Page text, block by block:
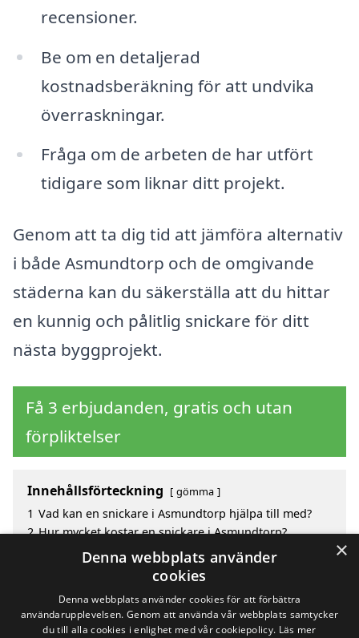
recensioner.
Be om en detaljerad
kostnadsberäkning för att undvika
överraskningar.
Fråga om de arbeten de har utfört
tidigare som liknar ditt projekt.
Genom att ta dig tid att jämföra alternativ
i både Asmundtorp och de omgivande
städerna kan du säkerställa att du hittar
en kunnig och pålitlig snickare för ditt
nästa byggprojekt.
Få 3 erbjudanden, gratis och utan
förpliktelser
Innehållsförteckning gömma
1 Vad kan en snickare i Asmundtorp hjälpa till med?
2 Hur mycket kostar en snickare i Asmundtorp?
Fördelar med att välja snickare i Asmundtorp
Sök efter en snickare i de omgivande städerna
×
Denna webbplats använder
cookies
Denna webbplats använder cookies för att förbättra
användarupplevelsen. Genom att använda vår webbplats samtycker
du till alla cookies i enlighet med vår cookiepolicy. Läs mer